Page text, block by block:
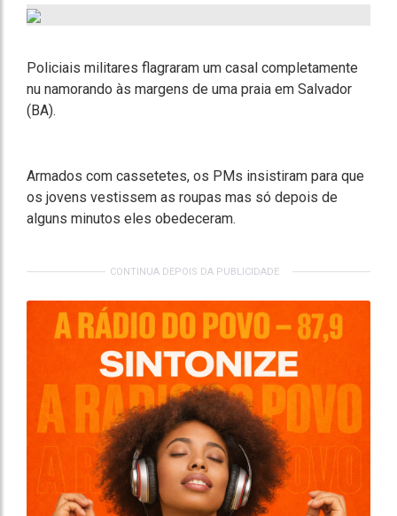
Policiais militares flagraram um casal completamente
nu namorando às margens de uma praia em Salvador
(BA).
Armados com cassetetes, os PMs insistiram para que
os jovens vestissem as roupas mas só depois de
alguns minutos eles obedeceram.
CONTINUA DEPOIS DA PUBLICIDADE